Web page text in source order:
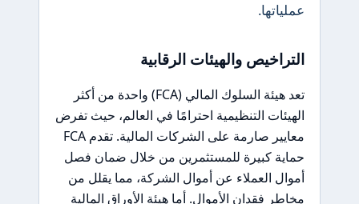
عملياتها.
التراخيص والهيئات الرقابية
تعد هيئة السلوك المالي (FCA) واحدة من أكثر
الهيئات التنظيمية احترامًا في العالم، حيث تفرض
معايير صارمة على الشركات المالية. تقدم FCA
حماية كبيرة للمستثمرين من خلال ضمان فصل
أموال العملاء عن أموال الشركة، مما يقلل من
مخاطر فقدان الأموال. أما هيئة الأوراق المالية